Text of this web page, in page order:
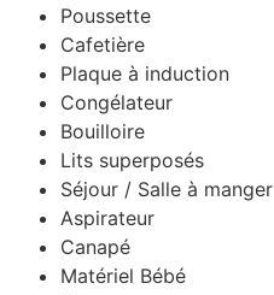
Poussette
Cafetière
Plaque à induction
Congélateur
Bouilloire
Lits superposés
Séjour / Salle à manger
Aspirateur
Canapé
Matériel Bébé